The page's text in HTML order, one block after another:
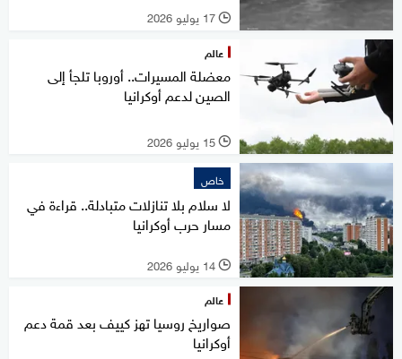
l 17 يوليو 2026
عالم
معضلة المسيرات.. أوروبا تلجأ إلى
الصين لدعم أوكرانيا
l 15 يوليو 2026
خاص
لا سلام بلا تنازلات متبادلة.. قراءة في
مسار حرب أوكرانيا
l 14 يوليو 2026
عالم
صواريخ روسيا تهز كييف بعد قمة دعم
أوكرانيا